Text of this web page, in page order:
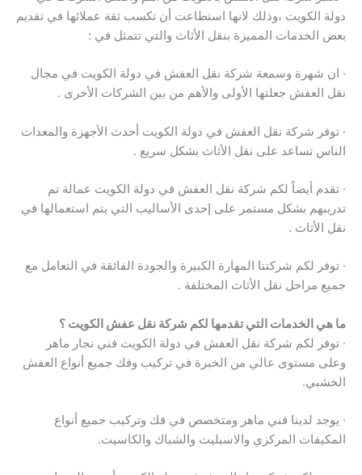
دولة الكويت ،وذلك لانها استطاعت أن تكسب ثقة عملائها في تقديم
بعض الخدمات المميزة بنقل الأثاث والتي تتمثل في :
· ان شهرة وسمعة شركة نقل العفش في دولة الكويت في مجال
نقل العفش جعلتها الأولى والأهم من بين الشركات الأخرى .
· توفر شركة نقل العفش في دولة الكويت أحدث الأجهزة والمعدات
الناس تساعد على نقل الأثاث بشكل سريع .
· تقدم أيضاً لكم شركة نقل العفش في دولة الكويت عمالة تم
تدريبهم بشكل مستمر على إحدى الأساليب التي يتم استعمالها في
نقل الأثاث .
· توفر لكم شركتنا المهارة الكبيرة والجودة الفائقة في التعامل مع
جميع مراحل نقل الأثاث المختلفة .
ما هي الخدمات التي تقدمها لكم شركة نقل عفش الكويت ؟
· توفر لكم شركة نقل العفش في دولة الكويت فني نجار ماهر
وعلى مستوى عالي من الخبرة في تركيب وفك جميع أنواع العفش
الخشبي.
· يوجد لدينا فني ماهر ومتخصص في فك وتركيب جميع أنواع
المكيفات المركزي والاسبليت والشباك والكاسيت.